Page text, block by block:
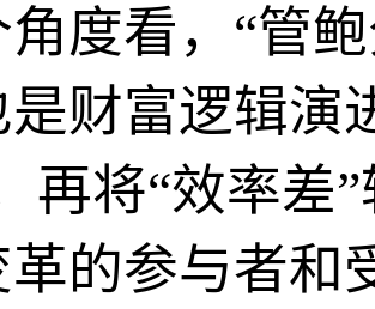
度看，“管
财富逻辑演
再将“效率差
革的参与者和